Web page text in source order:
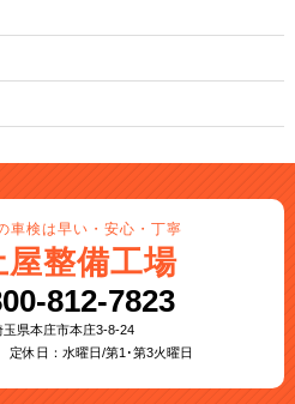
車検は早い・安心・丁寧
整備工場
812-7823
玉県本庄市本庄3-8-24
休日：水曜日/第1･第3火曜日